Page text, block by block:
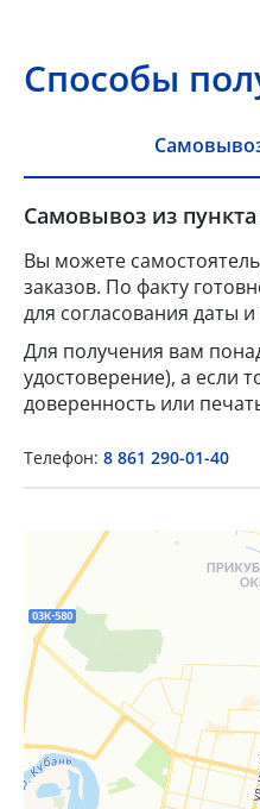
Способы
Самовывоз из
Вы можете
заказов. По факту
для согласования даты
Для получения вам
удостоверение), а если
доверенность или
Телефон: 8 861 290-01-40